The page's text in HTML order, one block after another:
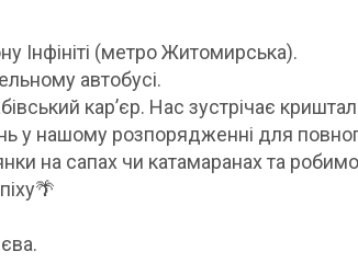
Інфініті (метро Житомирська).
автобусі.
кар’єр. Нас зустрічає
у нашому розпорядженні для
на сапах чи катамаранах та